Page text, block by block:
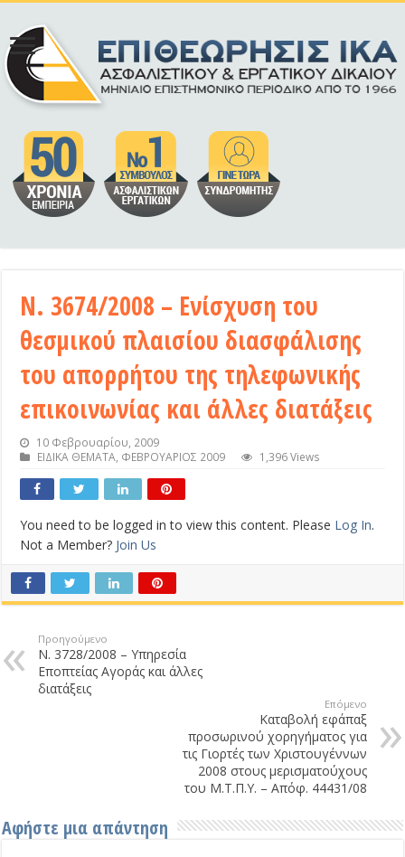
Ν. 3674/2008 – Ενίσχυση του
θεσμικού πλαισίου διασφάλισης
του απορρήτου της τηλεφωνικής
επικοινωνίας και άλλες διατάξεις
10 Φεβρουαρίου, 2009
ΕΙΔΙΚΑ ΘΕΜΑΤΑ, ΦΕΒΡΟΥΑΡΙΟΣ 2009 1,396 Views
You need to be logged in to view this content. Please Log In.
Not a Member? Join Us
Προηγούμενο
Ν. 3728/2008 – Υπηρεσία
Εποπτείας Αγοράς και άλλες
διατάξεις
Επόμενο
Καταβολή εφάπαξ
προσωρινού χορηγήματος για
τις Γιορτές των Χριστουγέννων
2008 στους μερισματούχους
του Μ.Τ.Π.Υ. – Απόφ. 44431/08
Αφήστε μια απάντηση